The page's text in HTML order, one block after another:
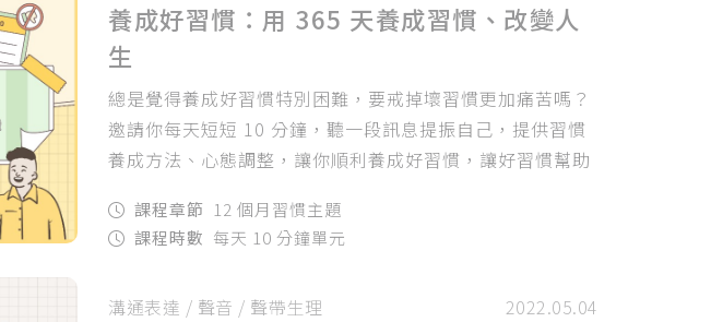
養成好習慣：用 365 天養成習慣、改變人
生
總是覺得養成好習慣特別困難，要戒掉壞習慣更加痛苦嗎？
邀請你每天短短 10 分鐘，聽一段訊息提振自己，提供習慣
養成方法、心態調整，讓你順利養成好習慣，讓好習慣幫助
課程章節 12 個月習慣主題
課程時數 每天 10 分鐘單元
溝通表達 / 聲音 / 聲帶生理 2022.05.04